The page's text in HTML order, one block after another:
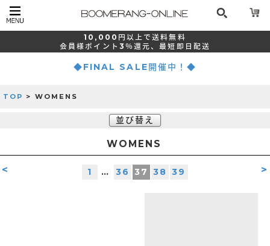
10,000 円以上で送料無料
会員様ポイント 3％還元、最短 即日配送
◆FINAL SALE開催中！◆
TOP > WOMENS
並び替え
WOMENS
< >
1 … 36 37 38 39